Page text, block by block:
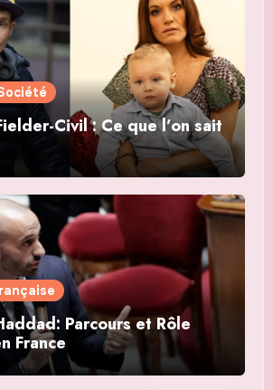
Civil : Ce que l’on sait
Parcours et Rôle
France